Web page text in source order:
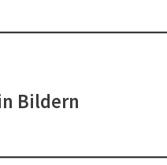
Bildern